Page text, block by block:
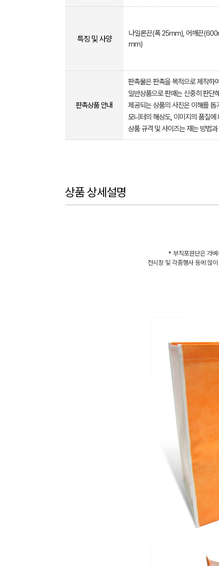
특징 및 사양
나일론끈(폭 25mm), 어깨끈
mm)
판촉상품 안내
판촉물은 판촉을 목적으로 제작하
일반상품으로 판매는 신중히 판단
제공되는 상품의 사진은 이해를
모니터의 해상도, 이미지의 품질
상품 규격 및 사이즈는 재는 방법
상품 상세설명
* 부직포원단은 가벼
전시장 및 각종행사 등에 많